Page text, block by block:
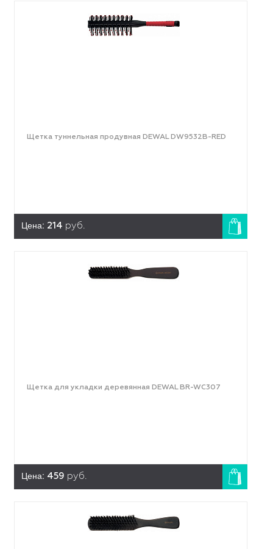
Щетка туннельная продувная DEWAL DW9532B-RED
Цена: 214 руб.
Щетка для укладки деревянная DEWAL BR-WC307
Цена: 459 руб.